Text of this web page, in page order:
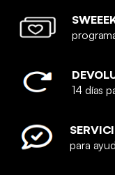
14 días
para